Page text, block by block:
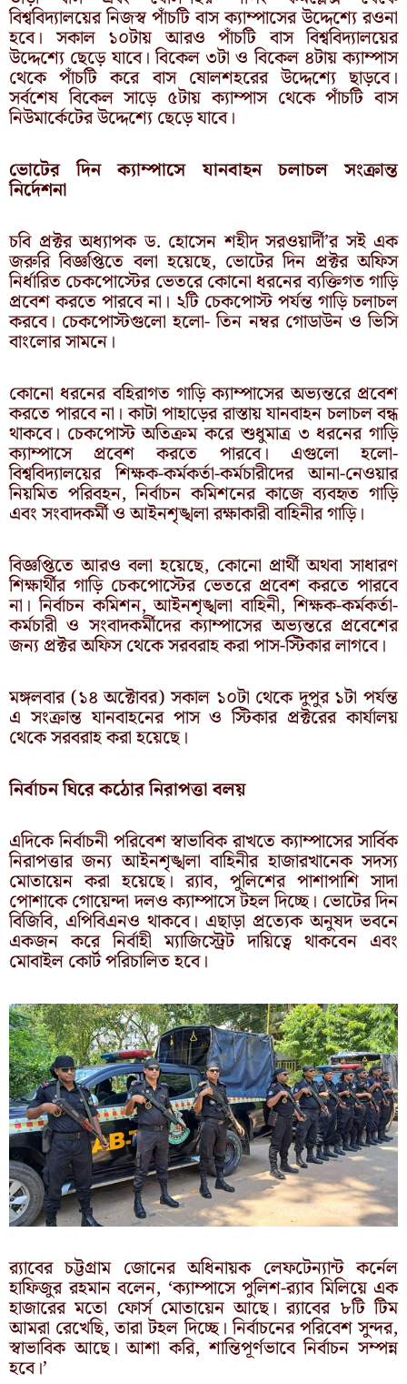
বিশ্ববিদ্যালয়ের নিজস্ব পাঁচটি বাস ক্যাম্পাসের উদ্দেশ্যে রওনা
হবে। সকাল ১০টায় আরও পাঁচটি বাস বিশ্ববিদ্যালয়ের
উদ্দেশ্যে ছেড়ে যাবে। বিকেল ৩টা ও বিকেল ৪টায় ক্যাম্পাস
থেকে পাঁচটি করে বাস ষোলশহরের উদ্দেশ্যে ছাড়বে।
সর্বশেষ বিকেল সাড়ে ৫টায় ক্যাম্পাস থেকে পাঁচটি বাস
নিউমার্কেটের উদ্দেশ্যে ছেড়ে যাবে।
ভোটের দিন ক্যাম্পাসে যানবাহন চলাচল সংক্রান্ত
নির্দেশনা
চবি প্রক্টর অধ্যাপক ড. হোসেন শহীদ সরওয়ার্দী’র সই এক
জরুরি বিজ্ঞপ্তিতে বলা হয়েছে, ভোটের দিন প্রক্টর অফিস
নির্ধারিত চেকপোস্টের ভেতরে কোনো ধরনের ব্যক্তিগত গাড়ি
প্রবেশ করতে পারবে না। ২টি চেকপোস্ট পর্যন্ত গাড়ি চলাচল
করবে। চেকপোস্টগুলো হলো- তিন নম্বর গোডাউন ও ভিসি
বাংলোর সামনে।
কোনো ধরনের বহিরাগত গাড়ি ক্যাম্পাসের অভ্যন্তরে প্রবেশ
করতে পারবে না। কাটা পাহাড়ের রাস্তায় যানবাহন চলাচল বন্ধ
থাকবে। চেকপোস্ট অতিক্রম করে শুধুমাত্র ৩ ধরনের গাড়ি
ক্যাম্পাসে প্রবেশ করতে পারবে। এগুলো হলো-
বিশ্ববিদ্যালয়ের শিক্ষক-কর্মকর্তা-কর্মচারীদের আনা-নেওয়ার
নিয়মিত পরিবহন, নির্বাচন কমিশনের কাজে ব্যবহৃত গাড়ি
এবং সংবাদকর্মী ও আইনশৃঙ্খলা রক্ষাকারী বাহিনীর গাড়ি।
বিজ্ঞপ্তিতে আরও বলা হয়েছে, কোনো প্রার্থী অথবা সাধারণ
শিক্ষার্থীর গাড়ি চেকপোস্টের ভেতরে প্রবেশ করতে পারবে
না। নির্বাচন কমিশন, আইনশৃঙ্খলা বাহিনী, শিক্ষক-কর্মকর্তা-
কর্মচারী ও সংবাদকর্মীদের ক্যাম্পাসের অভ্যন্তরে প্রবেশের
জন্য প্রক্টর অফিস থেকে সরবরাহ করা পাস-স্টিকার লাগবে।
মঙ্গলবার (১৪ অক্টোবর) সকাল ১০টা থেকে দুপুর ১টা পর্যন্ত
এ সংক্রান্ত যানবাহনের পাস ও স্টিকার প্রক্টরের কার্যালয়
থেকে সরবরাহ করা হয়েছে।
নির্বাচন ঘিরে কঠোর নিরাপত্তা বলয়
এদিকে নির্বাচনী পরিবেশ স্বাভাবিক রাখতে ক্যাম্পাসের সার্বিক
নিরাপত্তার জন্য আইনশৃঙ্খলা বাহিনীর হাজারখানেক সদস্য
মোতায়েন করা হয়েছে। র‍্যাব, পুলিশের পাশাপাশি সাদা
পোশাকে গোয়েন্দা দলও ক্যাম্পাসে টহল দিচ্ছে। ভোটের দিন
বিজিবি, এপিবিএনও থাকবে। এছাড়া প্রত্যেক অনুষদ ভবনে
একজন করে নির্বাহী ম্যাজিস্ট্রেট দায়িত্বে থাকবেন এবং
মোবাইল কোর্ট পরিচালিত হবে।
র‌্যাবের চট্টগ্রাম জোনের অধিনায়ক লেফটেন্যান্ট কর্নেল
হাফিজুর রহমান বলেন, ‘ক্যাম্পাসে পুলিশ-র‌্যাব মিলিয়ে এক
হাজারের মতো ফোর্স মোতায়েন আছে। র‌্যাবের ৮টি টিম
আমরা রেখেছি, তারা টহল দিচ্ছে। নির্বাচনের পরিবেশ সুন্দর,
স্বাভাবিক আছে। আশা করি, শান্তিপূর্ণভাবে নির্বাচন সম্পন্ন
হবে।’